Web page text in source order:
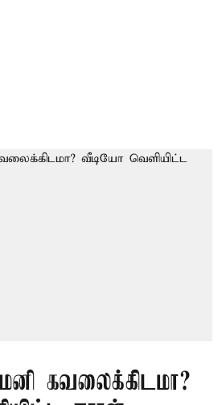
கவலைக்கிடமா?